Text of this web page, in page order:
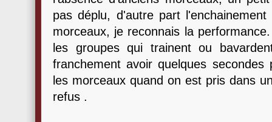
pas déplu, d'autre part
morceaux, je reconnais la
les groupes qui trainent ou
franchement avoir quelques
les morceaux quand on est pris dans
refus .